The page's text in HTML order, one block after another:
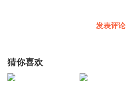
发表评论
猜你喜欢